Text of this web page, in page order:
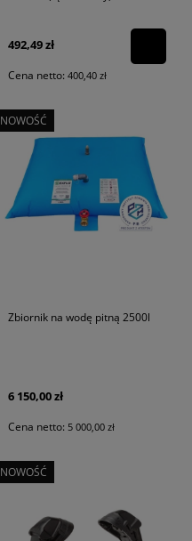
492,49 zł
Cena netto: 400,40 zł
Zbiornik na wodę pitną 2500l
6 150,00 zł
Cena netto: 5 000,00 zł
NOWOŚĆ
NOWOŚĆ